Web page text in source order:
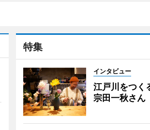
特集
インタビュー
江戸川をつ
宗田一秋さん